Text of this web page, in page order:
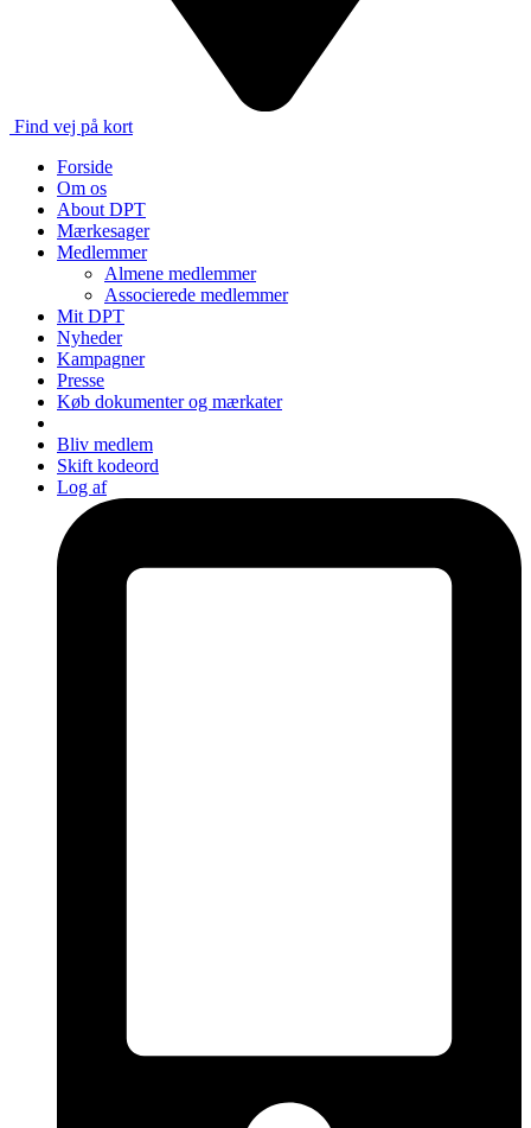
Find vej på kort
Forside
Om os
About DPT
Mærkesager
Medlemmer
Almene medlemmer
Associerede medlemmer
Mit DPT
Nyheder
Kampagner
Presse
Køb dokumenter og mærkater
Bliv medlem
Skift kodeord
Log af